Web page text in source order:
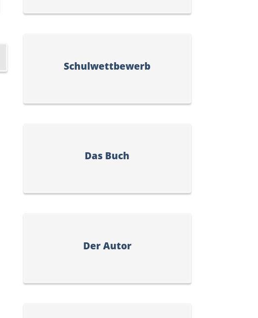
Schulwettbewerb
Das Buch
Der Autor